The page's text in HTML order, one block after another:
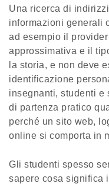
Una ricerca di
informazioni generali
ad esempio il
approssimativa e il
la storia, e non deve
identificazione
insegnanti, studenti e
di partenza pratico
perché un sito web,
online si comporta in
Gli studenti spesso
sapere cosa significa